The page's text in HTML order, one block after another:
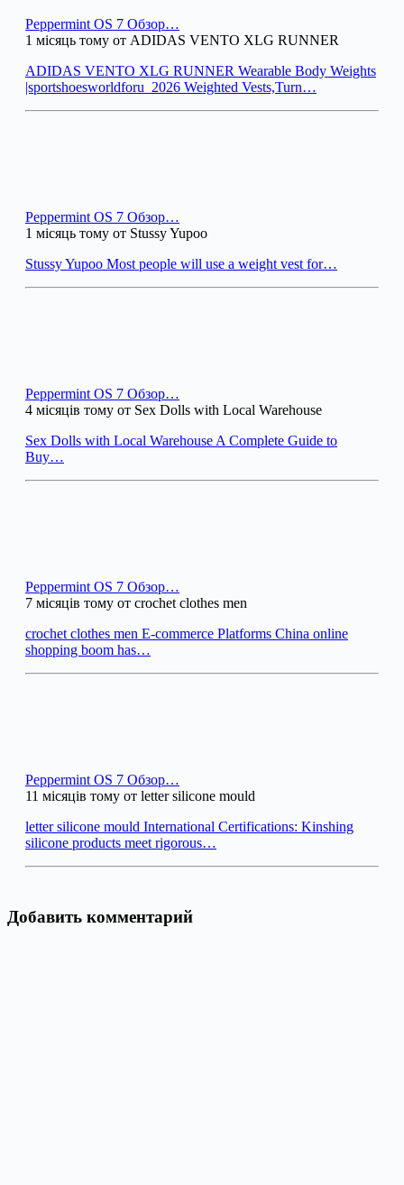
Peppermint OS 7 Обзор…
1 місяць тому от ADIDAS VENTO XLG RUNNER
ADIDAS VENTO XLG RUNNER Wearable Body Weights
|sportshoesworldforu_2026 Weighted Vests,Turn…
Peppermint OS 7 Обзор…
1 місяць тому от Stussy Yupoo
Stussy Yupoo Most people will use a weight vest for…
Peppermint OS 7 Обзор…
4 місяців тому от Sex Dolls with Local Warehouse
Sex Dolls with Local Warehouse A Complete Guide to
Buy…
Peppermint OS 7 Обзор…
7 місяців тому от crochet clothes men
crochet clothes men E-commerce Platforms China online
shopping boom has…
Peppermint OS 7 Обзор…
11 місяців тому от letter silicone mould
letter silicone mould International Certifications: Kinshing
silicone products meet rigorous…
Добавить комментарий